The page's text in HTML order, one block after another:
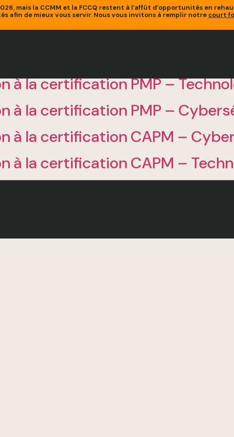
mais la CCMM et la FCCQ restent à l’affût d’opportunités en
afin de mieux vous servir. Nous vous invitons à remplir notre court
à la certification PMP –
à la certification PMP –
à la certification CAPM –
à la certification CAPM –